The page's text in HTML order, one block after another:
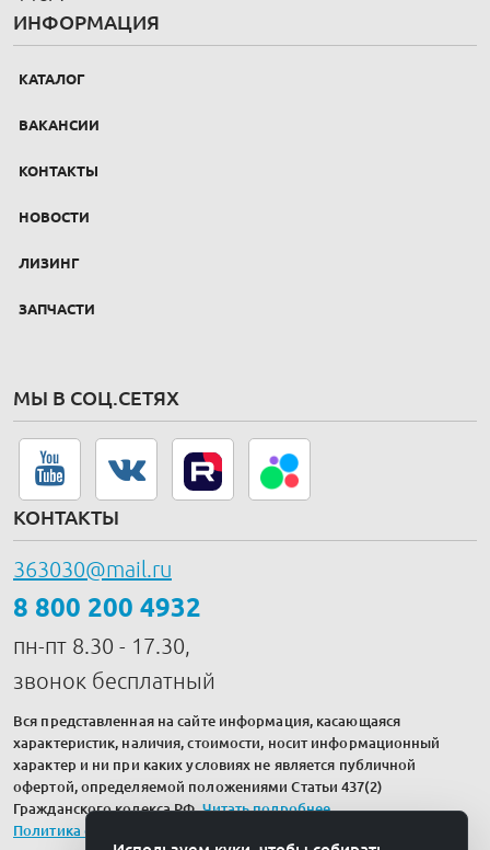
ИНФОРМАЦИЯ
КАТАЛОГ
ВАКАНСИИ
КОНТАКТЫ
НОВОСТИ
ЛИЗИНГ
ЗАПЧАСТИ
МЫ В СОЦ.СЕТЯХ
КОНТАКТЫ
363030@mail.ru
8 800 200 4932
пн-пт 8.30 - 17.30,
звонок бесплатный
Вся представленная на сайте информация, касающаяся
характеристик, наличия, стоимости, носит информационный
характер и ни при каких условиях не является публичной
офертой, определяемой положениями Статьи 437(2)
Гражданского кодекса РФ.Читать подробнее.
Политика обработки персональных данных